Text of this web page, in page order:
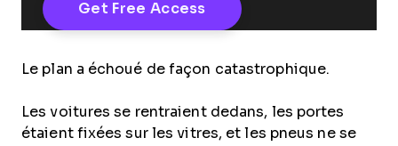
Le plan a échoué de façon catastrophique.
Les voitures se rentraient dedans, les portes
étaient fixées sur les vitres, et les pneus ne se